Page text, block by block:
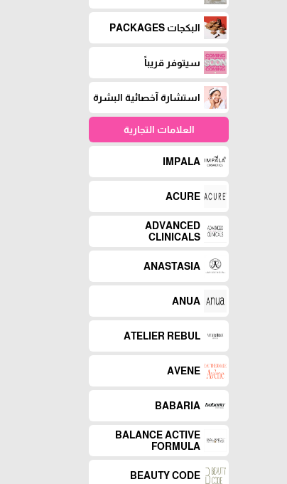
البكجات PACKAGES
سيتوفر قريباً
استشارة آخصائية البشرة
العلامات التجارية
IMPALA
ACURE
ADVANCED
CLINICALS
ANASTASIA
ANUA
ATELIER REBUL
AVENE
BABARIA
BALANCE ACTIVE
FORMULA
BEAUTY CODE